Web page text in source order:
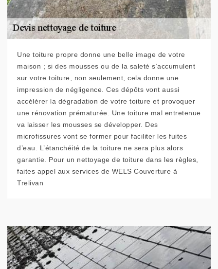
Une toiture propre donne une belle image de votre
maison ; si des mousses ou de la saleté s’accumulent
sur votre toiture, non seulement, cela donne une
impression de négligence. Ces dépôts vont aussi
accélérer la dégradation de votre toiture et provoquer
une rénovation prématurée. Une toiture mal entretenue
va laisser les mousses se développer. Des
microfissures vont se former pour faciliter les fuites
d’eau. L’étanchéité de la toiture ne sera plus alors
garantie. Pour un nettoyage de toiture dans les règles,
faites appel aux services de WELS Couverture à
Trelivan